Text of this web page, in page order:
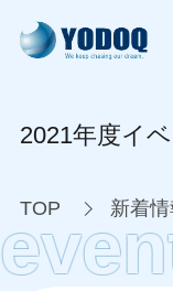
2021年度イ
TOP 新着